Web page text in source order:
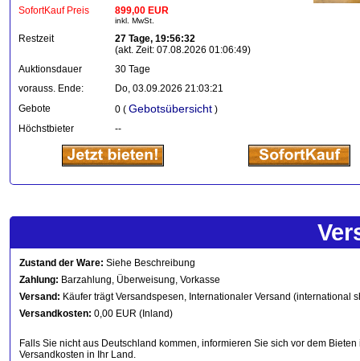
SofortKauf Preis 899,00 EUR
inkl. MwSt.
Restzeit
27 Tage, 19:56:32
(akt. Zeit: 07.08.2026 01:06:49)
Auktionsdauer
30 Tage
vorauss. Ende:
Do, 03.09.2026 21:03:21
Gebote
0 ( Gebotsübersicht )
Höchstbieter
--
Zustand der Ware: Siehe Beschreibung
Zahlung: Barzahlung, Überweisung, Vorkasse
Versand: Käufer trägt Versandspesen, Internationaler Versand (international
Versandkosten: 0,00 EUR (Inland)
Falls Sie nicht aus Deutschland kommen, informieren Sie sich vor dem
Versandkosten in Ihr Land.